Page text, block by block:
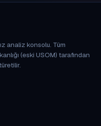
analiz konsolu. Tüm
(eski USOM) tarafından